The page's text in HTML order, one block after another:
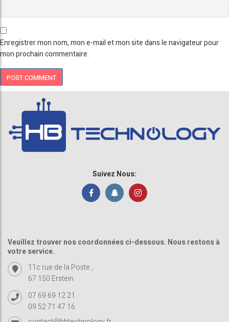
Enregistrer mon nom, mon e-mail et mon site dans le navigateur pour
mon prochain commentaire.
Suivez Nous:
Veuillez trouver nos coordonnées ci-dessous. Nous restons à
votre service.
11c rue de la Poste ,
67 150 Erstein
07 69 69 12 21
09 52 71 47 16